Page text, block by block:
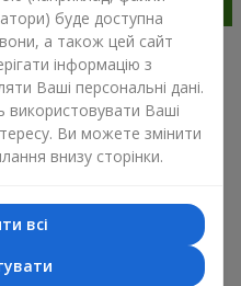
корзини —
на будь-
рішення: ви
купити. Подарункова
до свята, фруктами,
напоями стає
буде доступна
а також цей сайт
інформацію з
Ваші персональні дані.
використовувати Ваші
Ви можете змінити
внизу сторінки.
всі